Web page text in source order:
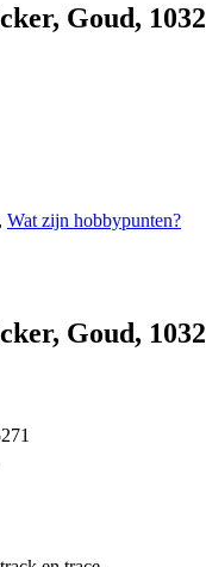
Goud, 1032
Wat zijn hobbypunten?
Goud, 1032